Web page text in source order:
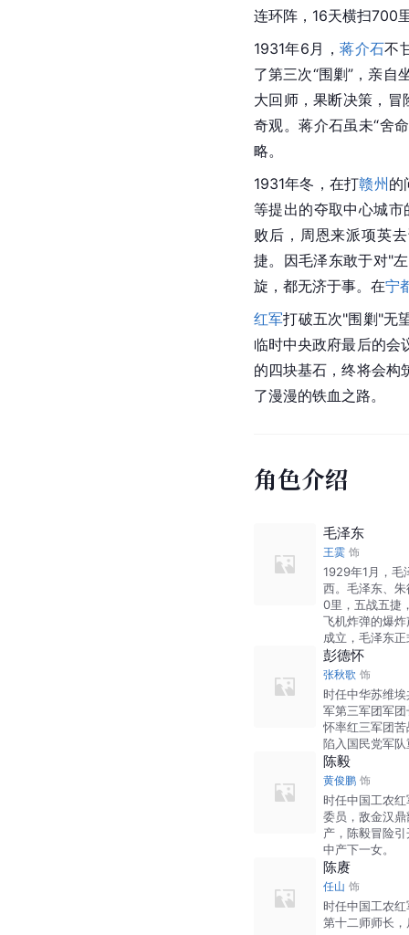
连环阵，16天横扫700
1931年6月，蒋介石不
了第三次“围剿”，亲自
大回师，果断决策，
奇观。蒋介石虽未“舍
略。
1931年冬，在打赣州的
等提出的夺取中心城
败后，周恩来派项英
捷。因毛泽东敢于对"
旋，都无济于事。在宁
红军打破五次"围剿"无
临时中央政府最后的会
的四块基石，终将会构
了漫漫的铁血之路。
角色介绍
毛泽东
王霙 饰
1929年1月，毛
西。毛泽东、
0里，五战五捷
飞机炸弹的爆
成立，毛泽东
彭德怀
张秋歌 饰
时任中华苏维
军第三军团军
怀率红三军团
陷入国民党军
陈毅
黄俊鹏 饰
时任中国工农
委员，敌金汉
产，陈毅冒险
中产下一女。
陈赓
任山 饰
时任中国工农
第十二师师长